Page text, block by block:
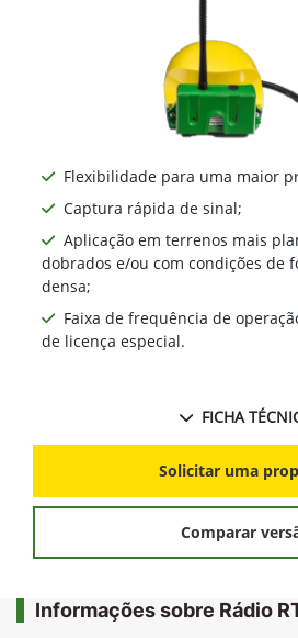
Flexibilidade para uma maior
Captura rápida de sinal;
Aplicação em terrenos mais
dobrados e/ou com condições de
densa;
Faixa de frequência de
de licença especial.
FICHA
Solicitar uma
Comparar
Informações sobre Rádio